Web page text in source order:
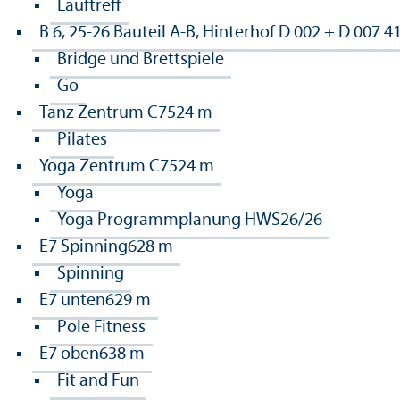
Lauftreff
B 6, 25-26 Bauteil A-B, Hinterhof D 002 + D 007
Bridge und Brettspiele
Go
Tanz Zentrum C7524 m
Pilates
Yoga Zentrum C7524 m
Yoga
Yoga Programmplanung HWS26/26
E7 Spinning628 m
Spinning
E7 unten629 m
Pole Fitness
E7 oben638 m
Fit and Fun